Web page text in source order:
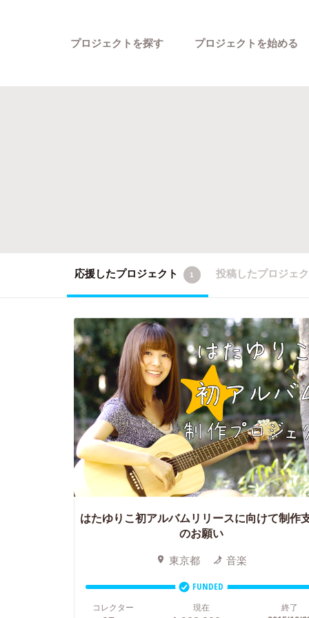
プロジェクトを探す プロジェクトを始める
応援したプロジェクト 1 投稿したプロジェ
はたゆりこ初アルバムリリースに向けて制作
のお願い
東京都 音楽
FUNDED
コレクター
現在 終了